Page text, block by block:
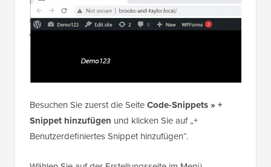
Besuchen Sie zuerst die Seite
Snippet hinzufügenund klicken Sie auf „+
Wählen Sie auf der Erstellungsseite im Menü
„JavaScript-Snippet“ als „Code-Typ“ aus.